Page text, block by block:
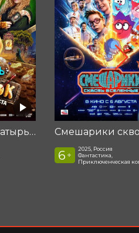
Последний богатырь. Колобок
6 +
2025, Россия
Фантастика,
Приключенческая